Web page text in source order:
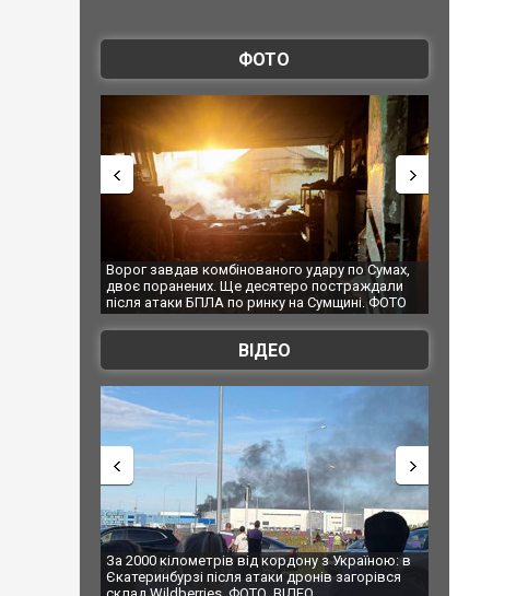
ФОТО
комбінованого удару по Сумах,
Ще десятеро постраждали
БПЛА по ринку на Сумщині. ФОТО
За 2000 кілометрів від кордону з
Єкатеринбурзі після атаки дронів
склад Wildberries. ФОТО. ВІДЕО
ВІДЕО
від кордону з Україною: в
після атаки дронів загорівся
В Таїланді футболіст загинув від удару
блискавки під час матчу: ще 12 людей